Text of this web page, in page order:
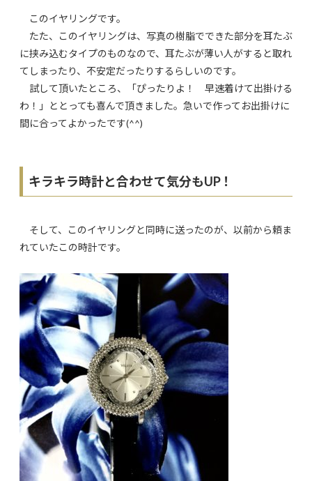
このイヤリングです。
たた、このイヤリングは、写真の樹脂でできた部分を耳たぶ
に挟み込むタイプのものなので、耳たぶが薄い人がすると取れ
てしまったり、不安定だったりするらしいのです。
試して頂いたところ、「ぴったりよ！ 早速着けて出掛ける
わ！」ととっても喜んで頂きました。急いで作ってお出掛けに
間に合ってよかったです(^^)
キラキラ時計と合わせて気分もUP！
そして、このイヤリングと同時に送ったのが、以前から頼ま
れていたこの時計です。